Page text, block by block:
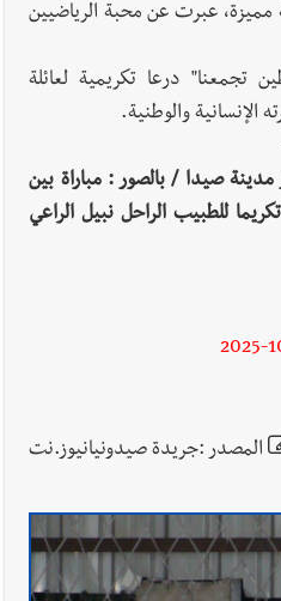
أخوية مميزة، عبرت عن محبة الرياضيين
تجمعنا" درعا تكريمية لعائلة
الإنسانية والوطنية.
صيدا / بالصور : مباراة بين
للطبيب الراحل نبيل الراعي
2025-
المصدر :جريدة صيدونيانيوز.نت